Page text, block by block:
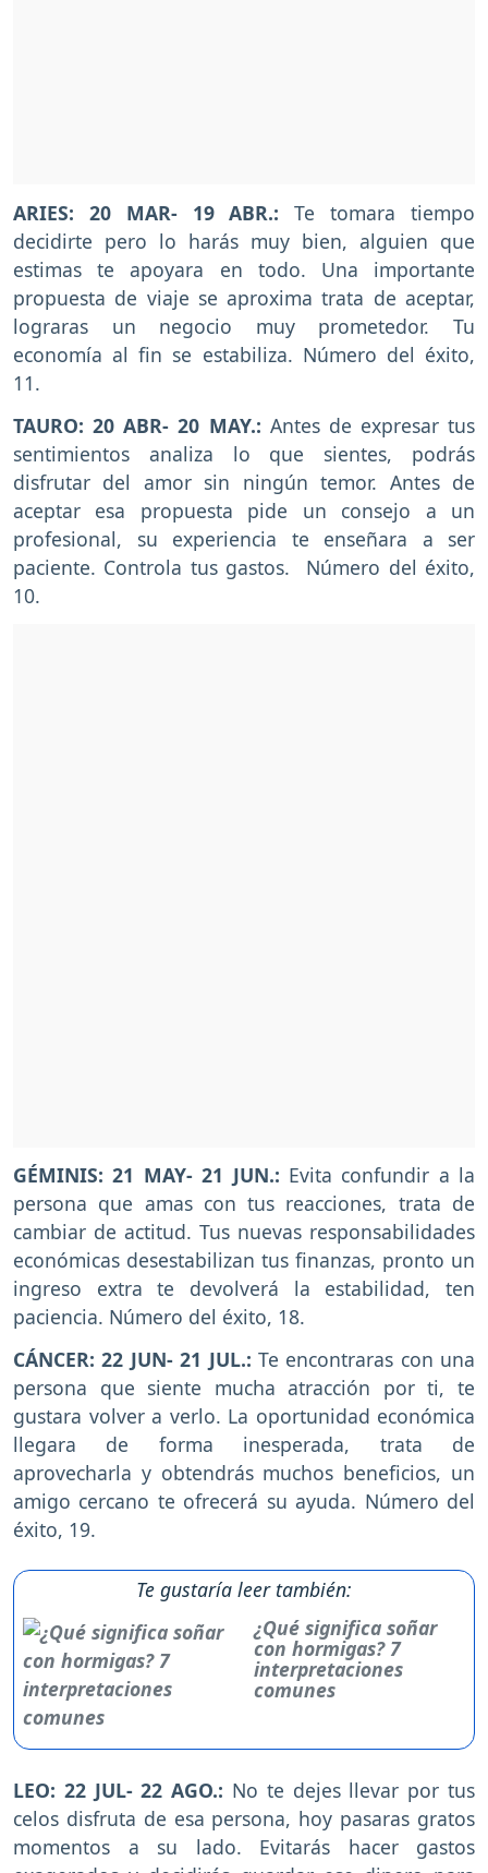
ARIES: 20 MAR- 19 ABR.:Te tomara tiempo
decidirte pero lo harás muy bien, alguien que
estimas te apoyara en todo. Una importante
propuesta de viaje se aproxima trata de aceptar,
lograras un negocio muy prometedor. Tu
economía al fin se estabiliza. Número del éxito,
11.
TAURO: 20 ABR- 20 MAY.: Antes de expresar tus
sentimientos analiza lo que sientes, podrás
disfrutar del amor sin ningún temor. Antes de
aceptar esa propuesta pide un consejo a un
profesional, su experiencia te enseñara a ser
paciente. Controla tus gastos. Número del éxito,
10.
GÉMINIS: 21 MAY- 21 JUN.: Evita confundir a la
persona que amas con tus reacciones, trata de
cambiar de actitud. Tus nuevas responsabilidades
económicas desestabilizan tus finanzas, pronto un
ingreso extra te devolverá la estabilidad, ten
paciencia. Número del éxito, 18.
CÁNCER: 22 JUN- 21 JUL.: Te encontraras con una
persona que siente mucha atracción por ti, te
gustara volver a verlo. La oportunidad económica
llegara de forma inesperada, trata de
aprovecharla y obtendrás muchos beneficios, un
amigo cercano te ofrecerá su ayuda. Número del
éxito, 19.
Te gustaría leer también:
¿Qué significa soñar
con hormigas? 7
interpretaciones
comunes
LEO: 22 JUL- 22 AGO.: No te dejes llevar por tus
celos disfruta de esa persona, hoy pasaras gratos
momentos a su lado. Evitarás hacer gastos